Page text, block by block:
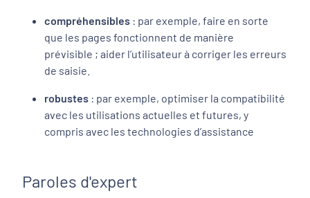
compréhensibles : par exemple, faire en sorte
que les pages fonctionnent de manière
prévisible ; aider l’utilisateur à corriger les erreurs
de saisie.
robustes : par exemple, optimiser la compatibilité
avec les utilisations actuelles et futures, y
compris avec les technologies d’assistance
Paroles d'expert